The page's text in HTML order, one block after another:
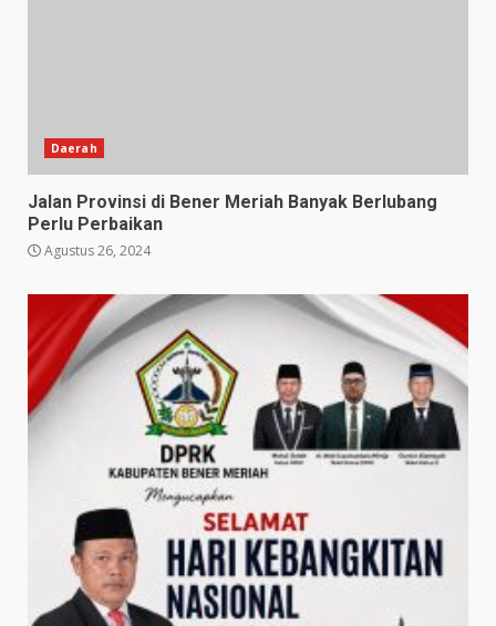
Daerah
Jalan Provinsi di Bener Meriah Banyak Berlubang
Perlu Perbaikan
Agustus 26, 2024